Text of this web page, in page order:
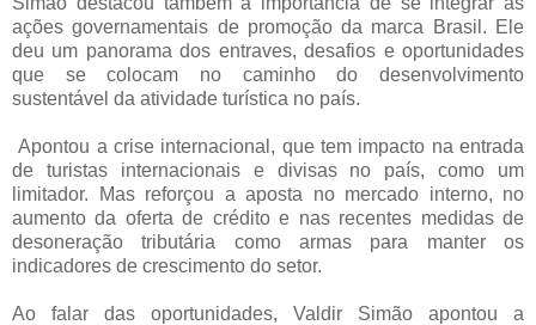
ações governamentais de promoção da marca Brasil. Ele
deu um panorama dos entraves, desafios e oportunidades
que se colocam no caminho do desenvolvimento
sustentável da atividade turística no país.
Apontou a crise internacional, que tem impacto na entrada
de turistas internacionais e divisas no país, como um
limitador. Mas reforçou a aposta no mercado interno, no
aumento da oferta de crédito e nas recentes medidas de
desoneração tributária como armas para manter os
indicadores de crescimento do setor.
Ao falar das oportunidades, Valdir Simão apontou a